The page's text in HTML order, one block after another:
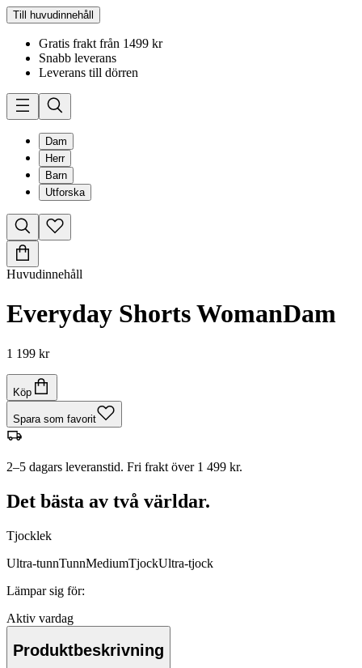
Till huvudinnehåll
Gratis frakt från 1499 kr
Snabb leverans
Leverans till dörren
Dam
Herr
Barn
Utforska
Huvudinnehåll
Everyday Shorts WomanDam
1 199 kr
Köp
Spara som favorit
2–5 dagars leveranstid. Fri frakt över 1 499 kr.
Det bästa av två världar.
Tjocklek
Ultra-tunnTunnMediumTjockUltra-tjock
Lämpar sig för:
Aktiv vardag
Produktbeskrivning